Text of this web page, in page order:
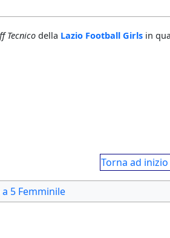
Tecnicodella Lazio Football Girls in
Torna ad
5 Femminile